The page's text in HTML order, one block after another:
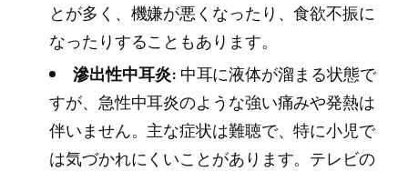
とが多く、機嫌が悪くなったり、食欲不振に
なったりすることもあります。
滲出性中耳炎: 中耳に液体が溜まる状態で
すが、急性中耳炎のような強い痛みや発熱は
伴いません。主な症状は難聴で、特に小児で
は気づかれにくいことがあります。テレビの